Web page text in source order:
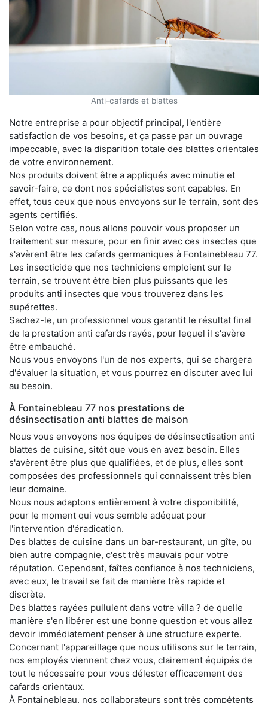
Anti-cafards et blattes
Notre entreprise a pour objectif principal, l'entière
satisfaction de vos besoins, et ça passe par un ouvrage
impeccable, avec la disparition totale des blattes orientales
de votre environnement.
Nos produits doivent être a appliqués avec minutie et
savoir-faire, ce dont nos spécialistes sont capables. En
effet, tous ceux que nous envoyons sur le terrain, sont des
agents certifiés.
Selon votre cas, nous allons pouvoir vous proposer un
traitement sur mesure, pour en finir avec ces insectes que
s'avèrent être les cafards germaniques à Fontainebleau 77.
Les insecticide que nos techniciens emploient sur le
terrain, se trouvent être bien plus puissants que les
produits anti insectes que vous trouverez dans les
supérettes.
Sachez-le, un professionnel vous garantit le résultat final
de la prestation anti cafards rayés, pour lequel il s'avère
être embauché.
Nous vous envoyons l'un de nos experts, qui se chargera
d'évaluer la situation, et vous pourrez en discuter avec lui
au besoin.
À Fontainebleau 77 nos prestations de
désinsectisation anti blattes de maison
Nous vous envoyons nos équipes de désinsectisation anti
blattes de cuisine, sitôt que vous en avez besoin. Elles
s'avèrent être plus que qualifiées, et de plus, elles sont
composées des professionnels qui connaissent très bien
leur domaine.
Nous nous adaptons entièrement à votre disponibilité,
pour le moment qui vous semble adéquat pour
l'intervention d'éradication.
Des blattes de cuisine dans un bar-restaurant, un gîte, ou
bien autre compagnie, c'est très mauvais pour votre
réputation. Cependant, faîtes confiance à nos techniciens,
avec eux, le travail se fait de manière très rapide et
discrète.
Des blattes rayées pullulent dans votre villa ? de quelle
manière s'en libérer est une bonne question et vous allez
devoir immédiatement penser à une structure experte.
Concernant l'appareillage que nous utilisons sur le terrain,
nos employés viennent chez vous, clairement équipés de
tout le nécessaire pour vous délester efficacement des
cafards orientaux.
À Fontainebleau, nos collaborateurs sont très compétents